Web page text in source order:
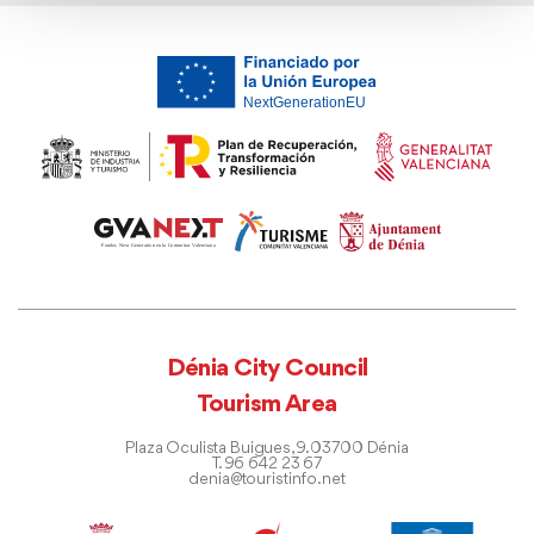
Dénia City Council
Tourism Area
Plaza Oculista Buigues, 9. 03700 Dénia
T. 96 642 23 67
denia@touristinfo.net